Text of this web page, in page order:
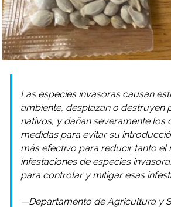
Las especies invasoras causan
ambiente, desplazan o destruyen
nativos, y dañan severamente los
medidas para evitar su
más efectivo para reducir tanto el
infestaciones de especies
para controlar y mitigar esas
—Departamento de Agricultura y